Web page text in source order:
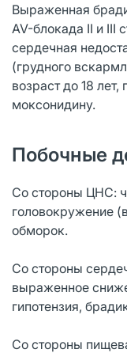
Выраженная
AV-блокада II и III
сердечная
(грудного
возраст до 18
моксонидину.
Побочные
Со стороны ЦНС:
головокружение
обморок.
Со стороны
выраженное
гипотензия,
Со стороны